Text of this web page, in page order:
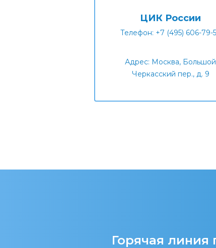
ЦИК России
Телефон: +7 (495) 606-79-
Адрес: Москва, Большой
Черкасский пер., д. 9
Горячая линия